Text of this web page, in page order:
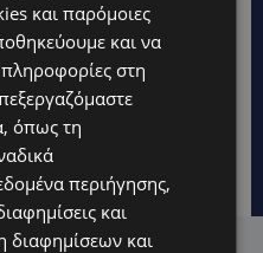
και παρόμοιες
και να
στη
όπως τη
περιήγησης,
και
διαφημίσεων και